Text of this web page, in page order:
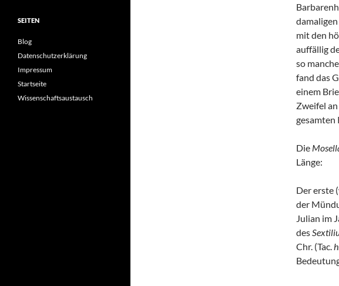
mit den
auffällig
so
fand das
einem
Zweifel
gesamten
Die
Länge:
Der erste
der
Julian im
des
Chr. (Tac.
SEITEN
Blog
Datenschutzerklärung
Impressum
Startseite
Wissenschaftsaustausch